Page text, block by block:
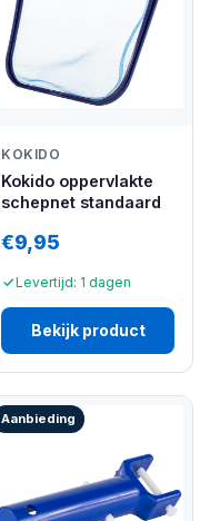
KOKIDO
Kokido oppervlakte
schepnet standaard
€9,95
Levertijd: 1 dagen
Bekijk product
Aanbieding